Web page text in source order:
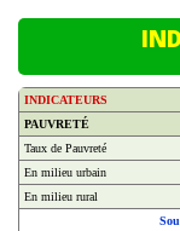
INDICATEURS
PAUVRETÉ
Taux de Pauvreté
En milieu urbain
En milieu rural